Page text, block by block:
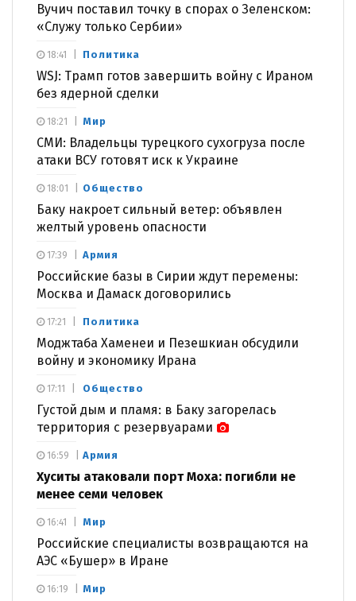
Вучич поставил точку в спорах о Зеленском:
«Служу только Сербии»
Политика
WSJ: Трамп готов завершить войну с Ираном
без ядерной сделки
18:41
Мир
СМИ: Владельцы турецкого сухогруза после
атаки ВСУ готовят иск к Украине
18:21
Общество
Баку накроет сильный ветер: объявлен
желтый уровень опасности
18:01
Армия
Российские базы в Сирии ждут перемены:
Москва и Дамаск договорились
17:39
Политика
Моджтаба Хаменеи и Пезешкиан обсудили
войну и экономику Ирана
17:21
Общество
Густой дым и пламя: в Баку загорелась
территория с резервуарами
17:11
Армия
Хуситы атаковали порт Моха: погибли не
менее семи человек
16:59
Мир
Российские специалисты возвращаются на
АЭС «Бушер» в Иране
16:41
Мир
16:19